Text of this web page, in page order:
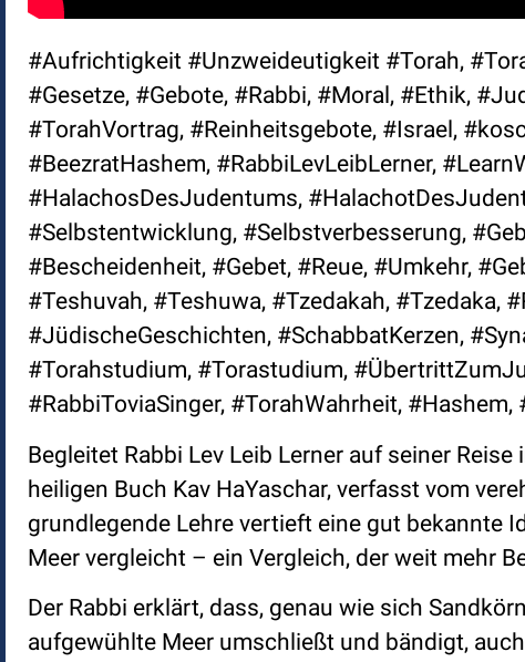
#Aufrichtigkeit #Unzweideutigkeit #Torah,
#Gesetze, #Gebote, #Rabbi, #Moral, #Ethik,
#TorahVortrag, #Reinheitsgebote, #Israel,
#BeezratHashem, #RabbiLevLeibLerner,
#HalachosDesJudentums,
#Selbstentwicklung, #Selbstverbesserung,
#Bescheidenheit, #Gebet, #Reue, #Umkehr,
#Teshuvah, #Teshuwa, #Tzedakah, #Tzedaka,
#JüdischeGeschichten, #SchabbatKerzen,
#Torahstudium, #Torastudium,
#RabbiToviaSinger, #TorahWahrheit, #Hashem,
Begleitet Rabbi Lev Leib Lerner auf seiner
heiligen Buch Kav HaYaschar, verfasst vom
grundlegende Lehre vertieft eine gut bekannte
Meer vergleicht – ein Vergleich, der weit mehr
Der Rabbi erklärt, dass, genau wie sich
aufgewühlte Meer umschließt und bändigt,